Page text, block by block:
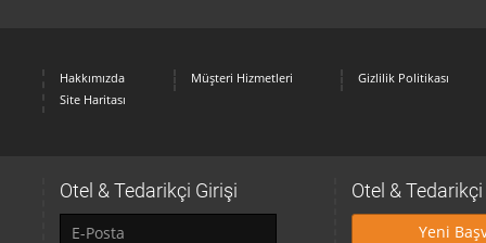
Hakkımızda
Site Haritası
Müşteri Hizmetleri Gizlilik Politikası
Otel & Tedarikçi Girişi Otel &
Yeni